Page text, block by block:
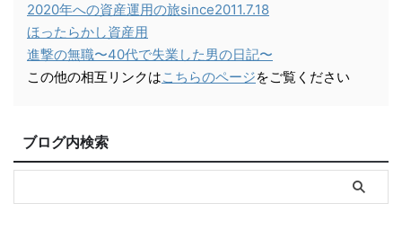
2020年への資産運用の旅since2011.7.18
ほったらかし資産用
進撃の無職〜40代で失業した男の日記〜
この他の相互リンクはこちらのページをご覧ください
ブログ内検索